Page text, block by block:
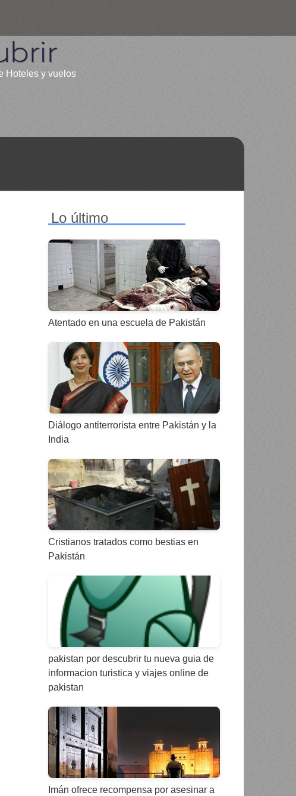
Hoteles y vuelos
Lo último
Atentado en una escuela de Pakistán
Diálogo antiterrorista entre Pakistán y la
India
Cristianos tratados como bestias en
Pakistán
pakistan por descubrir tu nueva guia de
informacion turistica y viajes online de
pakistan
Imán ofrece recompensa por asesinar a